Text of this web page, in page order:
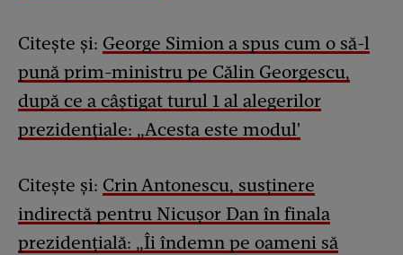
Citește și: George Simion a spus cum o să-l
pună prim-ministru pe Călin Georgescu,
după ce a câștigat turul 1 al alegerilor
prezidențiale: „Acesta este modul'
Citește și: Crin Antonescu, susținere
indirectă pentru Nicușor Dan în finala
prezidențială: „Îi îndemn pe oameni să